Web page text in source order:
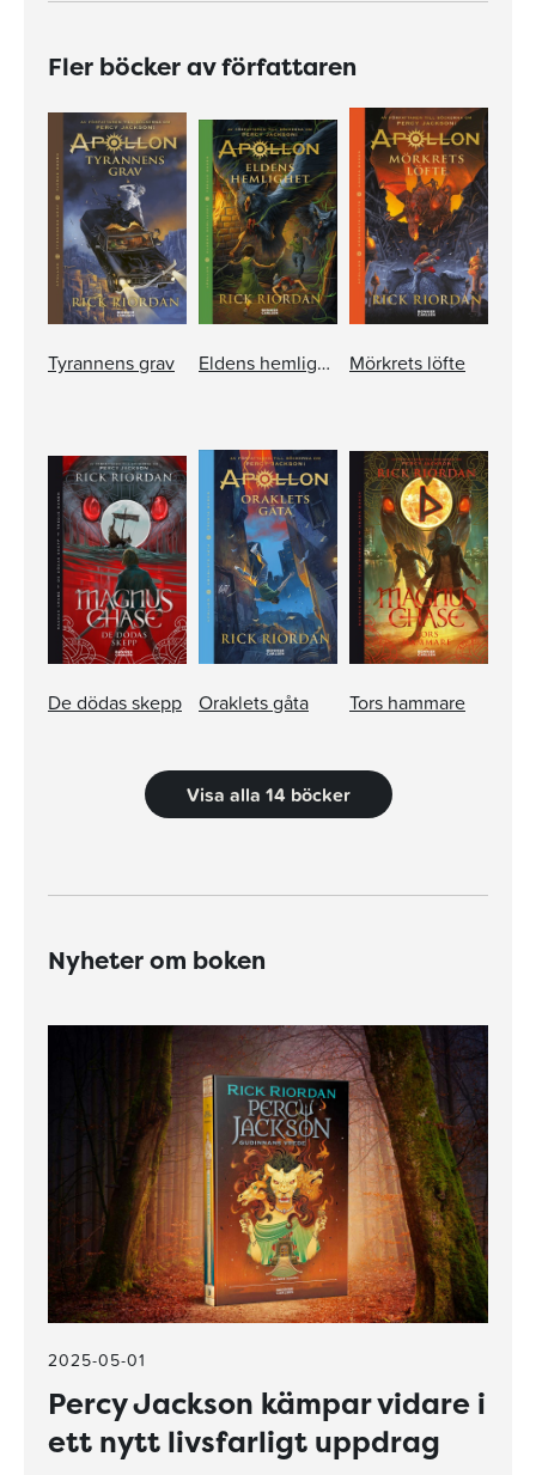
Fler böcker av författaren
Tyrannens grav Eldens hemlighet Mörkrets löfte
De dödas skepp Oraklets gåta Tors hammare
Visa alla 14 böcker
Nyheter om boken
2025-05-01
Percy Jackson kämpar vidare i
ett nytt livsfarligt uppdrag